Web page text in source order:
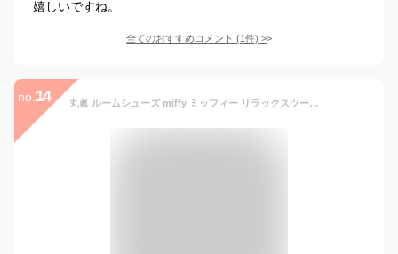
嬉しいですね。
全てのおすすめコメント (1件) >
no. 14 丸眞 ルームシューズ miffy ミッフィー リラックスツール ミッフィー うさぎ 孫 子供 男の子 女の子 スリッパ 室内用シューズ 室内用 室内 部屋 ルームシューズ 5905020400